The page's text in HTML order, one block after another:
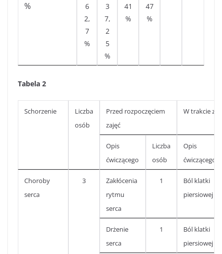
%
6
2,
7
%
3
7,
2
5
%
41
%
47
%
Tabela 2
Schorzenie
Liczba
osób
Przed rozpoczęciem
zajęć
W trakcie
Opis
ćwiczącego
Liczba
osób
Opis
ćwiczącego
Choroby
serca
3
Zakłócenia
rytmu
serca
1
Ból klatki
piersiowej
Drżenie
serca
1
Ból klatki
piersiowej